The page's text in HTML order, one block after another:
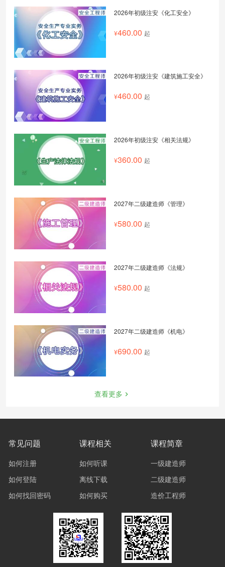
2026年初级注安《化工安全》
460.00 起
2026年初级注安《建筑施工安全》
460.00 起
2026年初级注安《相关法规》
360.00 起
2027年二级建造师《管理》
580.00 起
2027年二级建造师《法规》
580.00 起
2027年二级建造师《机电》
690.00 起
查看更多
常见问题
如何注册
如何登陆
如何找回密码
课程相关
如何听课
离线下载
如何购买
课程简章
一级建造师
二级建造师
造价工程师